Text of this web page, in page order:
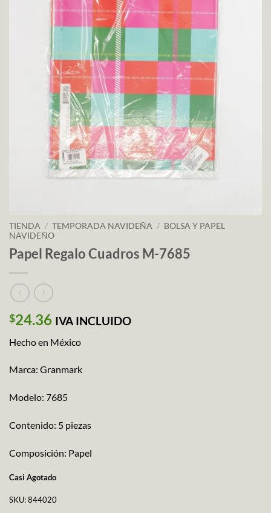
TIENDA / TEMPORADA NAVIDEÑA / BOLSA Y PAPEL
NAVIDEÑO
Papel Regalo Cuadros M-7685
$24.36 IVA INCLUIDO
Hecho en México
Marca: Granmark
Modelo: 7685
Contenido: 5 piezas
Composición: Papel
Casi Agotado
SKU:844020